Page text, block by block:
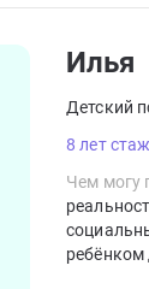
Илья
Детский
8 лет
Чем могу
ребёнком